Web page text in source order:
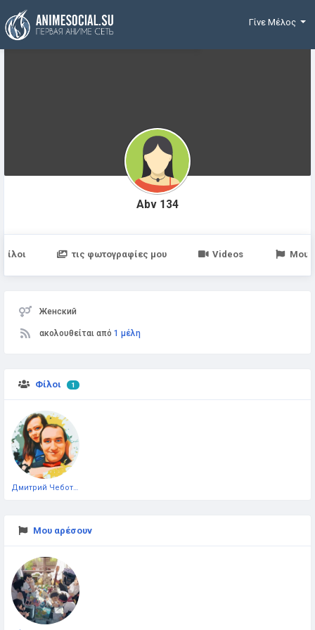
Χρηματοδότηση
Γίνε Μέλος
Abv 134
Φίλοι τις φωτογραφίες μου Videos Μου
Женский
ακολουθείται από 1 μέλη
Φίλοι 1
Μου αρέσουν